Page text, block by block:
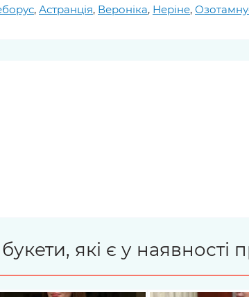
, Астранція, Вероніка, Неріне,
які є у наявності